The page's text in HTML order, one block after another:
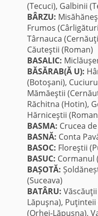
(Tecuci), Galbinii
BÂRZU:
Frumos
Târnauca
Căuteştii (Roman)
BASALIC:
BĂSĂRAB(Ă U):
(Botoşani),
Mămăeştii
Răchitna (Hotin),
Hărniceştii
BASMA: Crucea
BASNĂ: Conta
BASOC: Floreştii
BASUC: Cormanul
BAȘOTĂ:
(Suceava)
BATÂRU:
Lăpuşna),
(Orhei-Lăpuşna),